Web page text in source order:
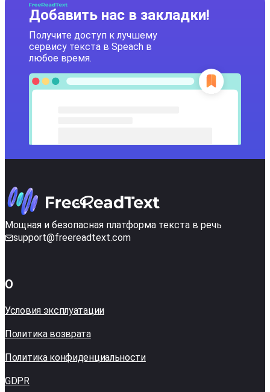
Добавить нас в закладки!
Получите доступ к лучшему
сервису текста в Speach в
любое время.
Мощная и безопасная платформа текста в речь
support@freereadtext.com
О
Условия эксплуатации
Политика возврата
Политика конфиденциальности
GDPR